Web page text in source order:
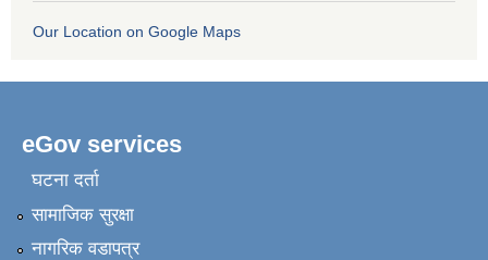
Our Location on Google Maps
eGov services
घटना दर्ता
सामाजिक सुरक्षा
नागरिक वडापत्र